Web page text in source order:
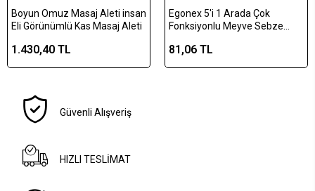
Boyun Omuz Masaj Aleti insan
Eli Görünümlü Kas Masaj Aleti
1.430,40 TL
Egonex 5'i 1 Arada Çok
Fonksiyonlu Meyve Sebze
Şişe Açacağı – Ahşap Saplı
81,06 TL
Güvenli Alışveriş
HIZLI TESLİMAT